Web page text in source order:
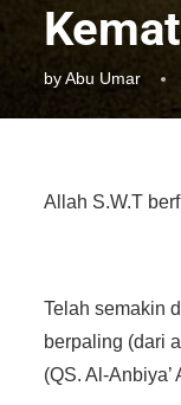
byAbu Umar
Allah S.W.T
Telah semakin
berpaling (dari
(QS. Al-Anbiya’